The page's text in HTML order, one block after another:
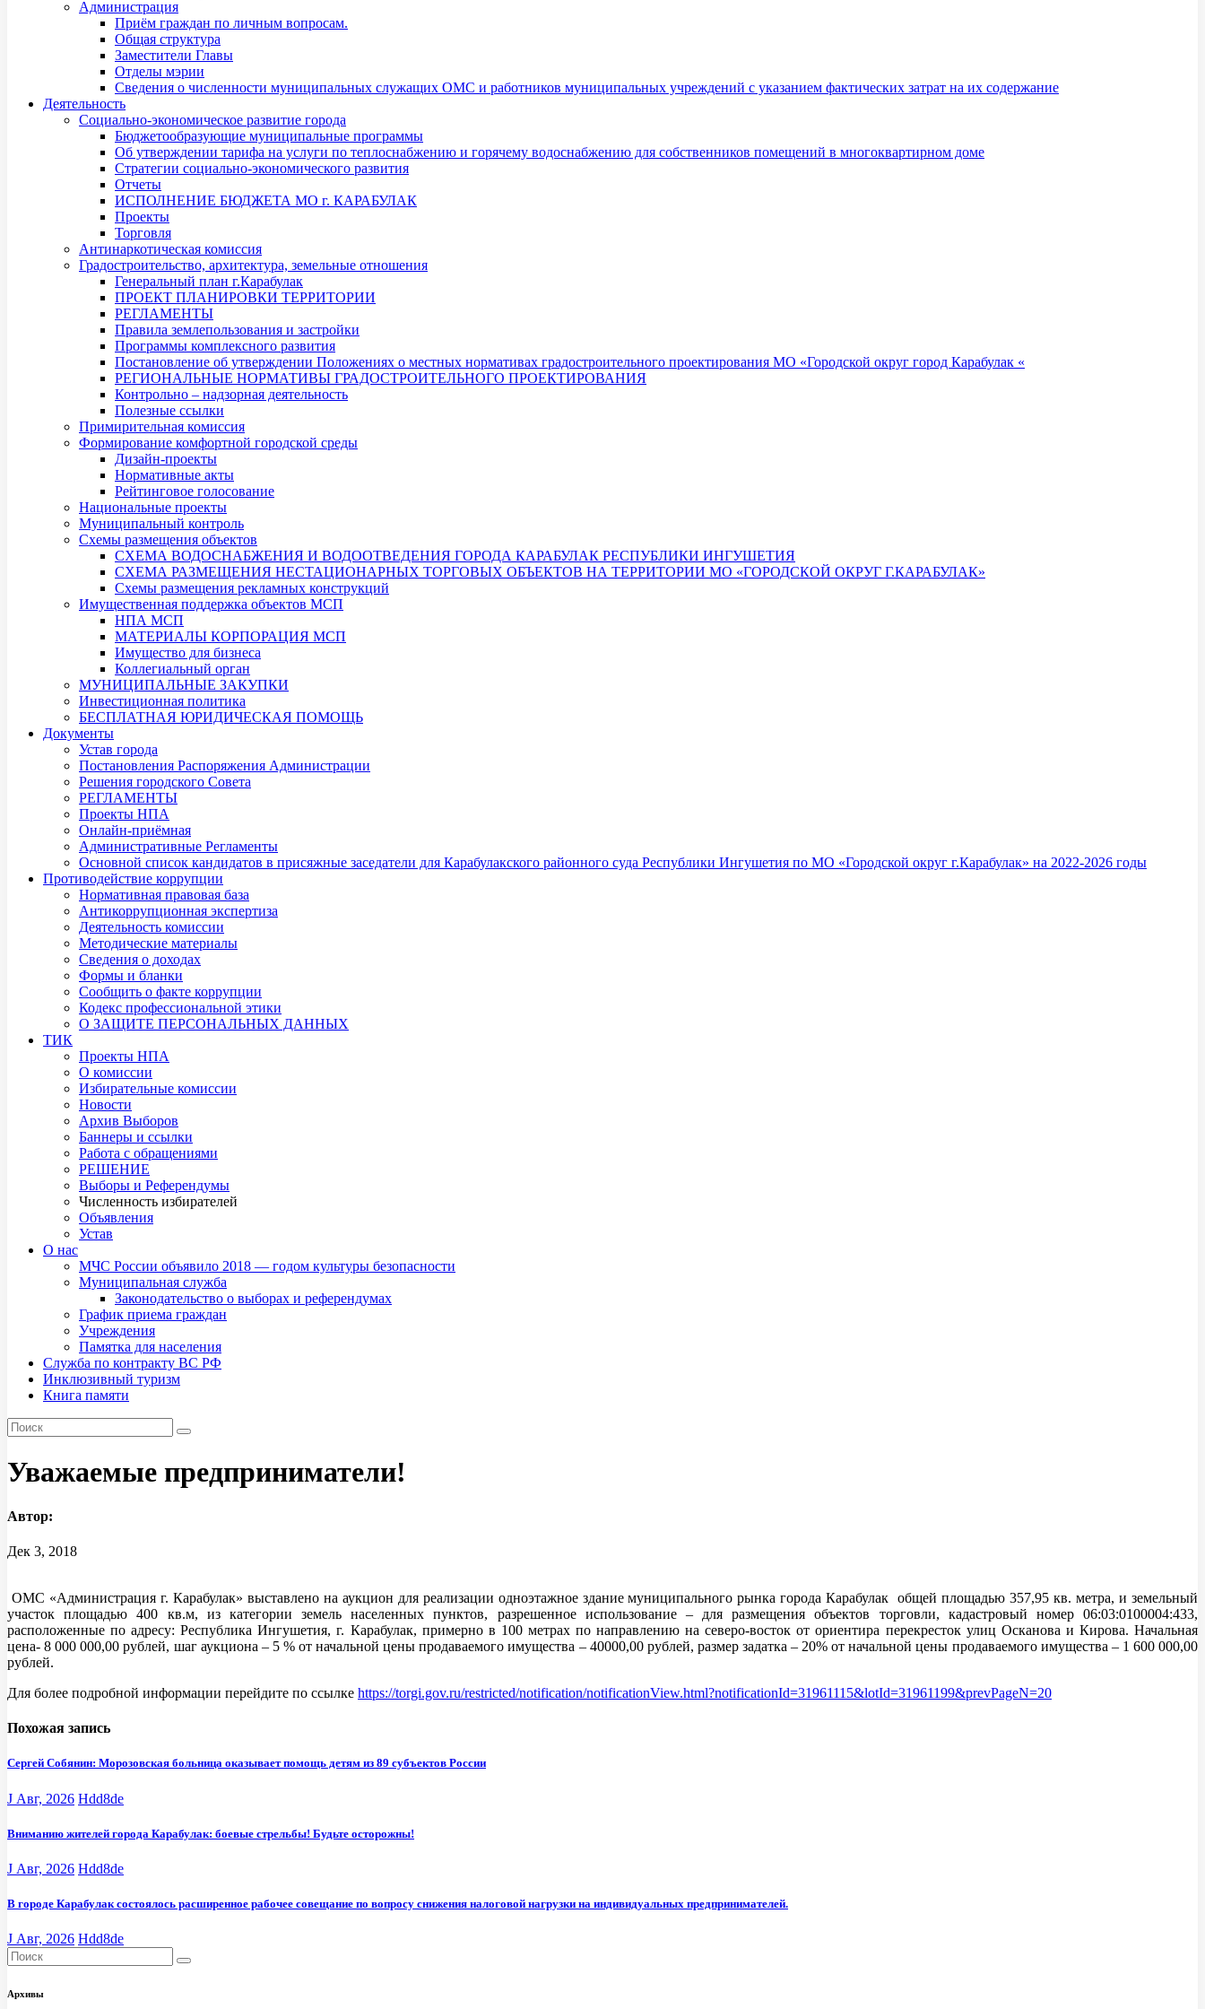
Администрация
Приём граждан по личным вопросам.
Общая структура
Заместители Главы
Отделы мэрии
Сведения о численности муниципальных служащих ОМС и работников муниципальных учреждений с указанием фактических затрат на их содержание
Деятельность
Социально-экономическое развитие города
Бюджетообразующие муниципальные программы
Об утверждении тарифа на услуги по теплоснабжению и горячему водоснабжению для собственников помещений в многоквартирном доме
Стратегии социально-экономического развития
Отчеты
ИСПОЛНЕНИЕ БЮДЖЕТА МО г. КАРАБУЛАК
Проекты
Торговля
Антинаркотическая комиссия
Градостроительство, архитектура, земельные отношения
Генеральный план г.Карабулак
ПРОЕКТ ПЛАНИРОВКИ ТЕРРИТОРИИ
РЕГЛАМЕНТЫ
Правила землепользования и застройки
Программы комплексного развития
Постановление об утверждении Положениях о местных нормативах градостроительного проектирования МО «Городской округ город Карабулак «
РЕГИОНАЛЬНЫЕ НОРМАТИВЫ ГРАДОСТРОИТЕЛЬНОГО ПРОЕКТИРОВАНИЯ
Контрольно – надзорная деятельность
Полезные ссылки
Примирительная комиссия
Формирование комфортной городской среды
Дизайн-проекты
Нормативные акты
Рейтинговое голосование
Национальные проекты
Муниципальный контроль
Схемы размещения объектов
СХЕМА ВОДОСНАБЖЕНИЯ И ВОДООТВЕДЕНИЯ ГОРОДА КАРАБУЛАК РЕСПУБЛИКИ ИНГУШЕТИЯ
СХЕМА РАЗМЕЩЕНИЯ НЕСТАЦИОНАРНЫХ ТОРГОВЫХ ОБЪЕКТОВ НА ТЕРРИТОРИИ МО «ГОРОДСКОЙ ОКРУГ Г.КАРАБУЛАК»
Схемы размещения рекламных конструкций
Имущественная поддержка объектов МСП
НПА МСП
МАТЕРИАЛЫ КОРПОРАЦИЯ МСП
Имущество для бизнеса
Коллегиальный орган
МУНИЦИПАЛЬНЫЕ ЗАКУПКИ
Инвестиционная политика
БЕСПЛАТНАЯ ЮРИДИЧЕСКАЯ ПОМОЩЬ
Документы
Устав города
Постановления Распоряжения Администрации
Решения городского Совета
РЕГЛАМЕНТЫ
Проекты НПА
Онлайн-приёмная
Административные Регламенты
Основной список кандидатов в присяжные заседатели для Карабулакского районного суда Республики Ингушетия по МО «Городской округ г.Карабулак» на 2022-2026 годы
Противодействие коррупции
Нормативная правовая база
Антикоррупционная экспертиза
Деятельность комиссии
Методические материалы
Сведения о доходах
Формы и бланки
Сообщить о факте коррупции
Кодекс профессиональной этики
О ЗАЩИТЕ ПЕРСОНАЛЬНЫХ ДАННЫХ
ТИК
Проекты НПА
О комиссии
Избирательные комиссии
Новости
Архив Выборов
Баннеры и ссылки
Работа с обращениями
РЕШЕНИЕ
Выборы и Референдумы
Численность избирателей
Объявления
Устав
О нас
МЧС России объявило 2018 — годом культуры безопасности
Муниципальная служба
Законодательство о выборах и референдумах
График приема граждан
Учреждения
Памятка для населения
Служба по контракту ВС РФ
Инклюзивный туризм
Книга памяти
Уважаемые предприниматели!
Автор:
Дек 3, 2018
ОМС «Администрация г. Карабулак» выставлено на аукцион для реализации одноэтажное здание муниципального рынка города Карабулак общей площадью 357,95 кв. метра, и земельный
участок площадью 400 кв.м, из категории земель населенных пунктов, разрешенное использование – для размещения объектов торговли, кадастровый номер 06:03:0100004:433,
расположенные по адресу: Республика Ингушетия, г. Карабулак, примерно в 100 метрах по направлению на северо-восток от ориентира перекресток улиц Осканова и Кирова. Начальная
цена-8 000 000,00 рублей, шаг аукциона – 5 % от начальной цены продаваемого имущества – 40000,00 рублей, размер задатка – 20% от начальной цены продаваемого имущества – 1 600 000,00
рублей.
Для более подробной информации перейдите по ссылке https://torgi.gov.ru/restricted/notification/notificationView.html?notificationId=31961115&lotId=31961199&prevPageN=20
Похожая запись
Сергей Собянин: Морозовская больница оказывает помощь детям из 89 субъектов России
J Авг, 2026 Hdd8de
Вниманию жителей города Карабулак: боевые стрельбы! Будьте осторожны!
J Авг, 2026 Hdd8de
В городе Карабулак состоялось расширенное рабочее совещание по вопросу снижения налоговой нагрузки на индивидуальных предпринимателей.
J Авг, 2026 Hdd8de
Архивы